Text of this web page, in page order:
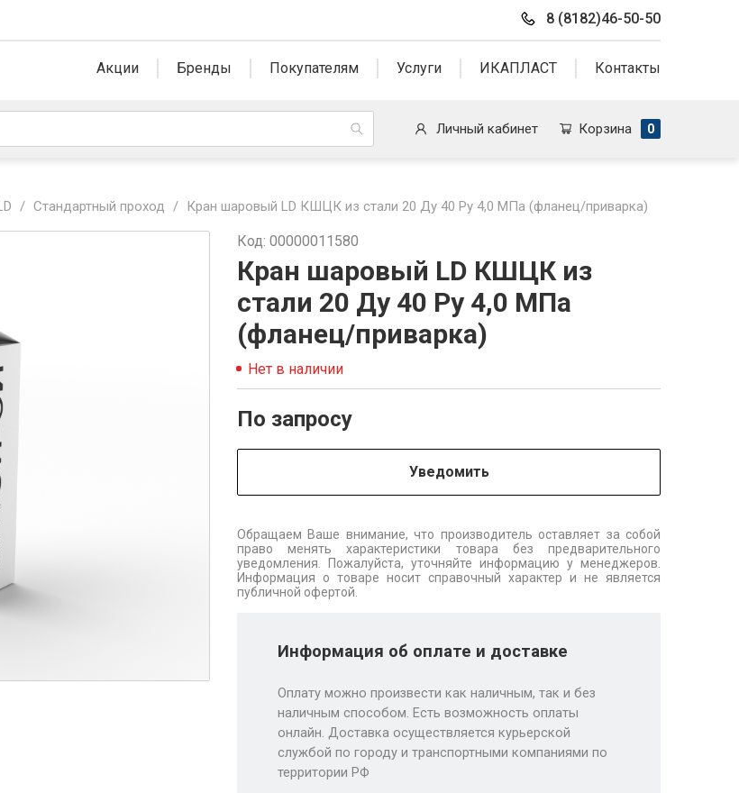
8 (8182)46-50-50
Акции Бренды Покупателям Услуги ИКАПЛАСТ Контакты
Личный кабинет Корзина 0
/ Стандартный проход / Кран шаровый LD КШЦК из стали 20 Ду 40 Ру 4,0 МПа (фланец/приварка)
Код: 00000011580
Кран шаровый LD КШЦК из
стали 20 Ду 40 Ру 4,0 МПа
(фланец/приварка)
Нет в наличии
По запросу
Уведомить
Обращаем Ваше внимание, что производитель оставляет за собой
право менять характеристики товара без предварительного
уведомления. Пожалуйста, уточняйте информацию у менеджеров.
Информация о товаре носит справочный характер и не является
публичной офертой.
Информация об оплате и доставке
Оплату можно произвести как наличным, так и без
наличным способом. Есть возможность оплаты
онлайн. Доставка осуществляется курьерской
службой по городу и транспортными компаниями по
территории РФ